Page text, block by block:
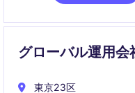
グローバル運用
東京23区